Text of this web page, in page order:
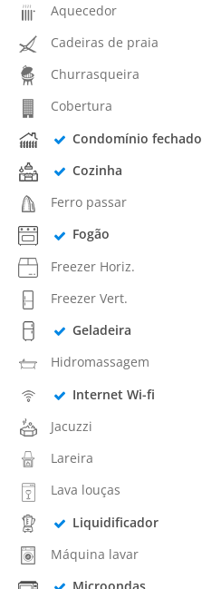
Aquecedor
Cadeiras de praia
Churrasqueira
Cobertura
Condomínio fechado
Cozinha
Ferro passar
Fogão
Freezer Horiz.
Freezer Vert.
Geladeira
Hidromassagem
Internet Wi-fi
Jacuzzi
Lareira
Lava louças
Liquidificador
Máquina lavar